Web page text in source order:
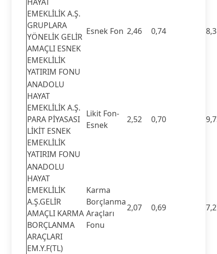
EMEKLİLİK A.Ş.
GRUPLARA
YÖNELİK GELİR
AMAÇLI ESNEK
EMEKLİLİK
YATIRIM FONU
Esnek Fon 2,46 0,74
ANADOLU
HAYAT
EMEKLİLİK A.Ş.
PARA PİYASASI
LİKİT ESNEK
EMEKLİLİK
YATIRIM FONU
Likit Fon-
Esnek
2,52 0,70
ANADOLU
HAYAT
EMEKLİLİK
A.Ş.GELİR
AMAÇLI KARMA
BORÇLANMA
ARAÇLARI
EM.Y.F(TL)
Karma
Borçlanma
Araçları
Fonu
2,07 0,69